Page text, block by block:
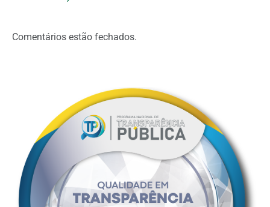
Comentários estão fechados.